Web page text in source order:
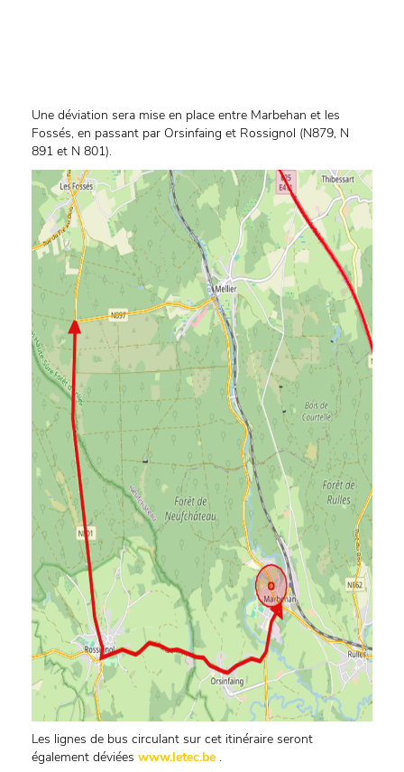
Une déviation sera mise en place entre Marbehan et les
Fossés, en passant par Orsinfaing et Rossignol (N879, N
891 et N 801).
Les lignes de bus circulant sur cet itinéraire seront
également déviées www.letec.be .